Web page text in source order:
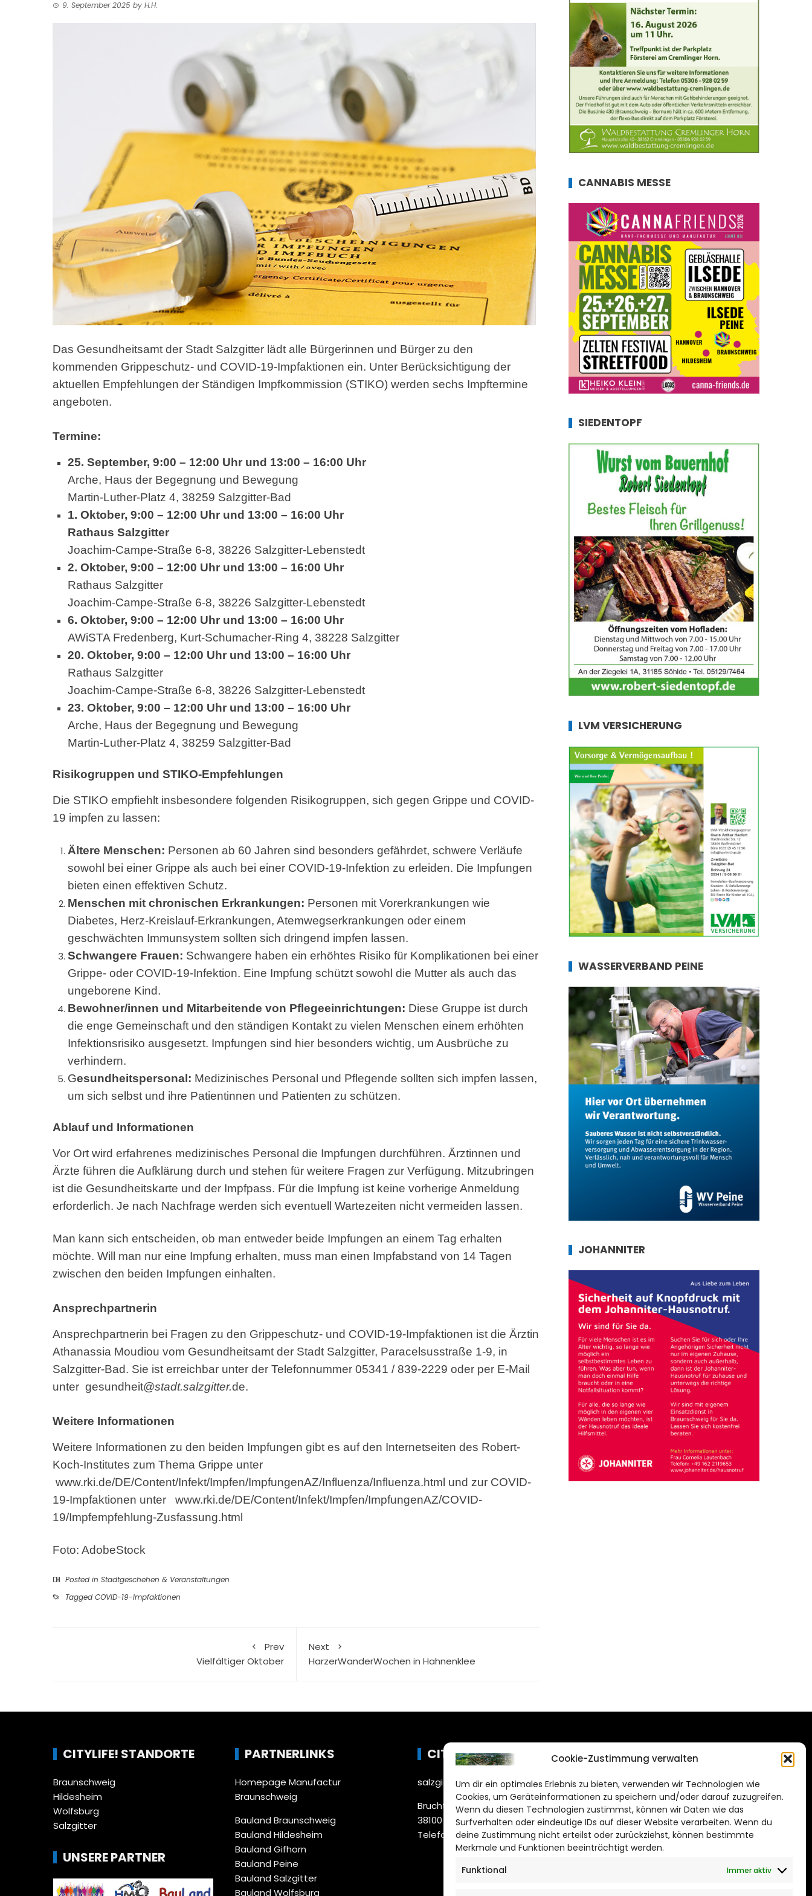
Cookie-Zustimmung verwalten
Um dir ein optimales Erlebnis zu bieten, verwenden wir Technologien wie
Cookies, um Geräteinformationen zu speichern und/oder darauf zuzugreifen.
Wenn du diesen Technologien zustimmst, können wir Daten wie das
Surfverhalten oder eindeutige IDs auf dieser Website verarbeiten. Wenn du
deine Zustimmung nicht erteilst oder zurückziehst, können bestimmte
Merkmale und Funktionen beeinträchtigt werden.
Funktional
Immer aktiv
9. September 2025 by H.H.
Das Gesundheitsamt der Stadt Salzgitter lädt alle Bürgerinnen und Bürgerzu den
kommenden Grippeschutz- und COVID-19-Impfaktionen ein. Unter Berücksichtigung der
aktuellen Empfehlungen der Ständigen Impfkommission (STIKO) werden sechs Impftermine
angeboten.
Termine:
25. September, 9:00 – 12:00 Uhr und 13:00 – 16:00 Uhr
Arche, Haus der Begegnung und Bewegung
Martin-Luther-Platz 4, 38259 Salzgitter-Bad
1. Oktober, 9:00 – 12:00 Uhr und 13:00 – 16:00 Uhr
Rathaus Salzgitter
Joachim-Campe-Straße 6-8, 38226 Salzgitter-Lebenstedt
2. Oktober, 9:00 – 12:00 Uhr und 13:00 – 16:00 Uhr
Rathaus Salzgitter
Joachim-Campe-Straße 6-8, 38226 Salzgitter-Lebenstedt
6. Oktober, 9:00 – 12:00 Uhr und 13:00 – 16:00 Uhr
AWiSTA Fredenberg, Kurt-Schumacher-Ring 4, 38228 Salzgitter
20. Oktober, 9:00 – 12:00 Uhr und 13:00 – 16:00 Uhr
Rathaus Salzgitter
Joachim-Campe-Straße 6-8, 38226 Salzgitter-Lebenstedt
23. Oktober, 9:00 – 12:00 Uhr und 13:00 – 16:00 Uhr
Arche, Haus der Begegnung und Bewegung
Martin-Luther-Platz 4, 38259 Salzgitter-Bad
Risikogruppen und STIKO-Empfehlungen
Die STIKO empfiehlt insbesondere folgenden Risikogruppen, sich gegen Grippe und COVID-
19 impfen zu lassen:
Ältere Menschen: Personen ab 60 Jahren sind besonders gefährdet, schwere Verläufe
sowohl bei einer Grippe als auch bei einer COVID-19-Infektion zu erleiden. Die Impfungen
bieten einen effektiven Schutz.
Menschen mit chronischen Erkrankungen: Personen mit Vorerkrankungen wie
Diabetes, Herz-Kreislauf-Erkrankungen, Atemwegserkrankungen oder einem
geschwächten Immunsystem sollten sich dringend impfen lassen.
Schwangere Frauen: Schwangere haben ein erhöhtes Risiko für Komplikationen bei einer
Grippe- oder COVID-19-Infektion. Eine Impfung schützt sowohl die Mutter als auch das
ungeborene Kind.
Bewohner/innen und Mitarbeitende von Pflegeeinrichtungen: Diese Gruppe ist durch
die enge Gemeinschaft und den ständigen Kontakt zu vielen Menschen einem erhöhten
Infektionsrisiko ausgesetzt. Impfungen sind hier besonders wichtig, um Ausbrüche zu
verhindern.
Gesundheitspersonal: Medizinisches Personal und Pflegende sollten sich impfen lassen,
um sich selbst und ihre Patientinnen und Patienten zu schützen.
Ablauf und Informationen
Vor Ort wird erfahrenes medizinisches Personal die Impfungen durchführen. Ärztinnen und
Ärzte führen die Aufklärung durch und stehen für weitere Fragen zur Verfügung. Mitzubringen
ist die Gesundheitskarte und der Impfpass. Für die Impfung ist keine vorherige Anmeldung
erforderlich. Je nach Nachfrage werden sich eventuell Wartezeiten nicht vermeiden lassen.
Man kann sich entscheiden, ob man entweder beide Impfungen an einem Tag erhalten
möchte. Will man nur eine Impfung erhalten, muss man einen Impfabstand von 14 Tagen
zwischen den beiden Impfungen einhalten.
Ansprechpartnerin
Ansprechpartnerin bei Fragen zu den Grippeschutz- und COVID-19-Impfaktionen ist die Ärztin
Athanassia Moudiou vom Gesundheitsamt der Stadt Salzgitter, Paracelsusstraße 1-9, in
Salzgitter-Bad. Sie ist erreichbar unter der Telefonnummer 05341 / 839-2229 oder per E-Mail
unter gesundheit@stadt.salzgitter.de.
Weitere Informationen
Weitere Informationen zu den beiden Impfungen gibt es auf den Internetseiten des Robert-
Koch-Institutes zum Thema Grippe unter
www.rki.de/DE/Content/Infekt/Impfen/ImpfungenAZ/Influenza/Influenza.html und zur COVID-
19-Impfaktionen unter
www.rki.de/DE/Content/Infekt/Impfen/ImpfungenAZ/COVID-
19/Impfempfehlung-Zusfassung.html
Foto: AdobeStock
Posted in Stadtgeschehen & Veranstaltungen
Tagged COVID-19-Impfaktionen
Prev
Vielfältiger Oktober
Next
HarzerWanderWochen in Hahnenklee
CANNABIS MESSE
SIEDENTOPF
LVM VERSICHERUNG
WASSERVERBAND PEINE
JOHANNITER
CITYLIFE! STANDORTE
Braunschweig
Hildesheim
Wolfsburg
Salzgitter
UNSERE PARTNER
PARTNERLINKS
Homepage Manufactur
Braunschweig
Bauland Braunschweig
Bauland Hildesheim
Bauland Gifhorn
Bauland Peine
Bauland Salzgitter
Bauland Wolfsburg
CITYLIFE!
salzgitter@citylifemedien.de
Bruchtorwall 12
38100 Braunschweig
Telefon: 0531 387220 – 65
DAS STADTMAGAZIN
FÜR SALZGITTER
Impressum
Datenschutzerklärung
Cookie Richtlinie
CITYLIFE! BEI FACEBOOK